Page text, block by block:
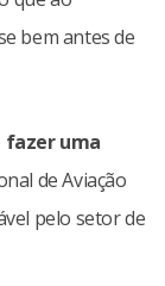
bem antes de
fazer uma
de Aviação
pelo setor de